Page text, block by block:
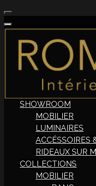
SHOWROOM
MOBILIER
LUMINAIRES
ACCÉSSOIRES
RIDEAUX SUR
COLLECTIONS
MOBILIER